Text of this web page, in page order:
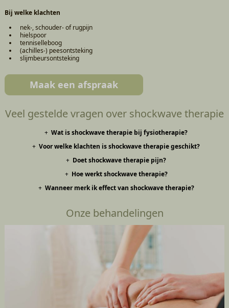
Bij welke klachten
nek-, schouder- of rugpijn
hielspoor
tenniselleboog
(achilles-) peesontsteking
slijmbeursontsteking
Maak een afspraak
Veel gestelde vragen over shockwave therapie
Wat is shockwave therapie bij fysiotherapie?
Shockwave therapie is een behandeling waarbij krachtige geluidsgolven
op een pijnlijke plek worden gericht. Dit stimuleert het herstel van
pezen en spieren en helpt om pijn te verminderen.
Voor welke klachten is shockwave therapie geschikt?
Shockwave wordt vaak toegepast bij langdurige peesklachten zoals
hielspoor, schouderklachten, tenniselleboog en achillespeesklachten.
Doet shockwave therapie pijn?
De behandeling kan gevoelig zijn, vooral op de pijnlijke plek. De
intensiteit wordt aangepast aan wat jij kunt verdragen. De meeste
mensen ervaren het als goed te doen.
Hoe werkt shockwave therapie?
De geluidsgolven verbeteren de doorbloeding en stimuleren het
Wanneer merk ik effect van shockwave therapie?
geleidelijk op in de weken na de behandeling.
Onze behandelingen